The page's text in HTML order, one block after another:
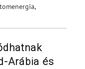
,
Arábia és